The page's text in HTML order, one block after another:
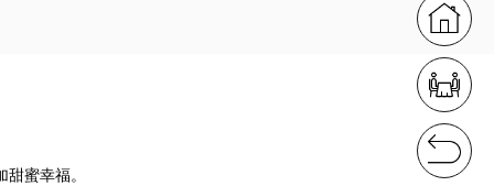
蜜幸福。